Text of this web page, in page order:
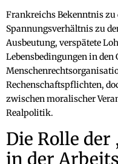
Frankreichs Bekenntnis zu
Spannungsverhältnis zu
Ausbeutung, verspätete
Lebensbedingungen in den
Rechenschaftspflichten,
zwischen moralischer
Realpolitik.
Die Rolle der
in der